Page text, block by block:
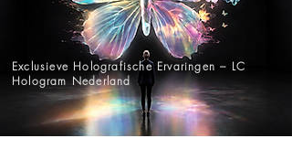
Exclusieve Holografische Ervaringen – LC
Hologram Nederland